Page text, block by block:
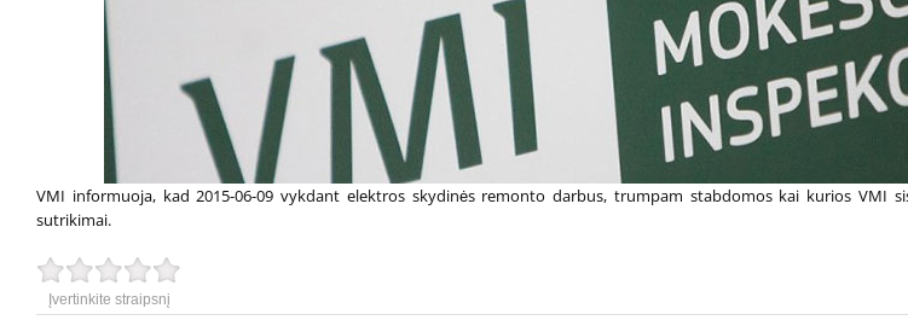
VMI informuoja, kad 2015-06-09 vykdant elektros skydinės remonto darbus, trumpam stabdomos kai kurios VMI
sutrikimai.
Įvertinkite straipsnį